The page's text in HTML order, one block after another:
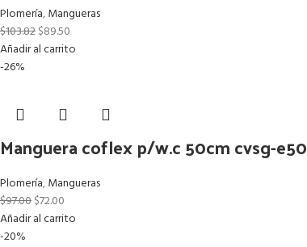
Plomería,Mangueras
$103.82$89.50
Añadir al carrito
-26%
Manguera coflex p/w.c 50cm cvsg-e50
Plomería,Mangueras
$97.00$72.00
Añadir al carrito
-20%